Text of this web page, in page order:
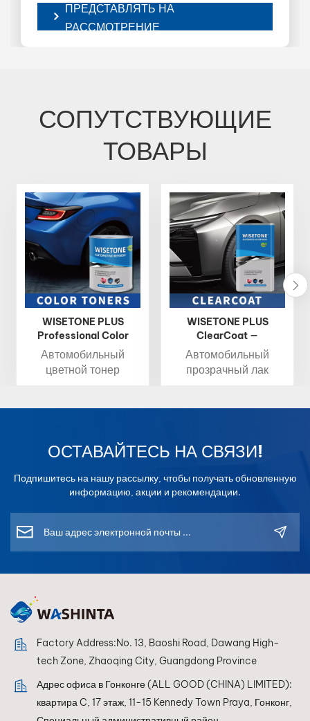
ПРЕДСТАВЛЯТЬ НА
РАССМОТРЕНИЕ
СОПУТСТВУЮЩИЕ
ТОВАРЫ
WISETONE PLUS
Professional Color
Toner 1K Basecoat 2K
Topcoat
Автомобильный
цветной тонер
цветность и точную
цветопередачу, что
делает его идеальным
выбором для
Каждый тонер
разработан для
результатов, а его
обеспечивает
оптимальную
смешивающими
системами, позволяя
WISETONE PLUS
ClearCoat —
высокоглянцевый
быстросохнущий
авторемонтный
Автомобильный
прозрачный лак
предохраняет краску
автомобиля от
повреждений,
усиливая ее блеск. Он
легкость нанесения.
ОСТАВАЙТЕСЬ НА СВЯЗИ!
Подпишитесь на нашу рассылку, чтобы получать обновленную
информацию, акции и рекомендации.
Factory Address:No. 13, Baoshi Road, Dawang High-
tech Zone, Zhaoqing City, Guangdong Province
Адрес офиса в Гонконге (ALL GOOD (CHINA) LIMITED):
квартира C, 17 этаж, 11-15 Kennedy Town Praya, Гонконг,